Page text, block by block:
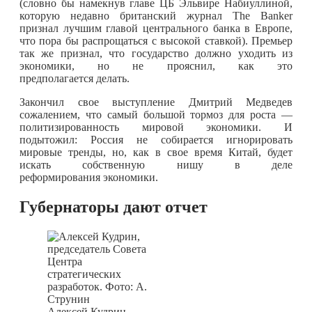
(словно бы намекнув главе ЦБ Эльвире Набиуллиной,
которую недавно британский журнал The Banker
признал лучшим главой центрального банка в Европе,
что пора бы распрощаться с высокой ставкой). Премьер
так же признал, что государство должно уходить из
экономики, но не прояснил, как это
предполагается делать.
Закончил свое выступление Дмитрий Медведев
сожалением, что самый большой тормоз для роста —
политизированность мировой экономики. И
подытожил: Россия не собирается игнорировать
мировые тренды, но, как в свое время Китай, будет
искать собственную нишу в деле
реформирования экономики.
Губернаторы дают отчет